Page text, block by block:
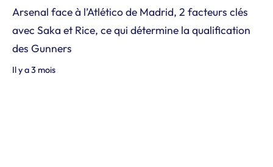
Arsenal face à l’Atlético de Madrid, 2 facteurs clés
avec Saka et Rice, ce qui détermine la qualification
des Gunners
Il y a 3 mois